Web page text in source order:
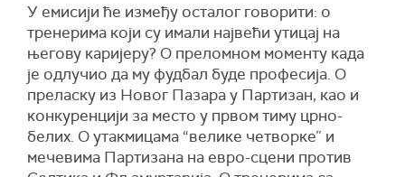
У емисији ће између осталог говорити: о
тренерима који су имали највећи утицај на
његову каријеру? О преломном моменту када
је одлучио да му фудбал буде професија. О
преласку из Новог Пазара у Партизан, као и
конкуренцији за место у првом тиму црно-
белих. О утакмицама “велике четворке” и
мечевима Партизана на евро-сцени против